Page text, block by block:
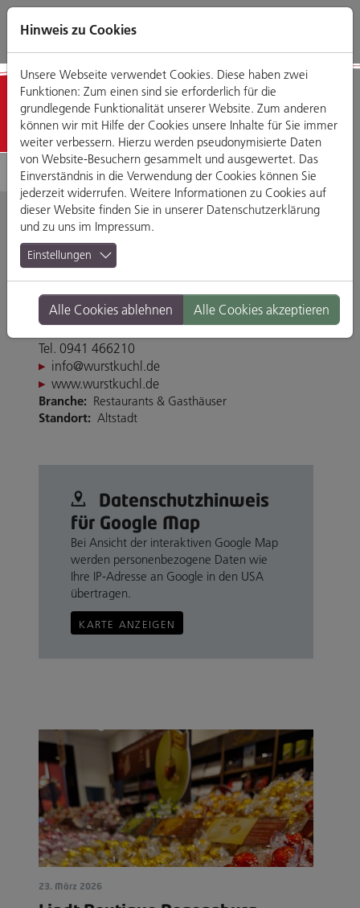
Direkt
zum
Zum
Hauptmenü
Zum
Footermenü
Zur
Website-
Detailansicht
Historische
Wurstküche
Thundorferstraße 3, 93047 Regensburg
Tel. 0941 466210
info@wurstkuchl.de
www.wurstkuchl.de
Branche: Restaurants & Gasthäuser
Standort: Altstadt
Datenschutz­hinweis
für Google Map
Bei Ansicht der interaktiven Google Map
werden personenbezogene Daten wie
Ihre IP-Adresse an Google in den USA
übertragen.
KARTE ANZEIGEN
23. März 2026
Hinweis zu Cookies
Unsere Webseite verwendet Cookies. Diese haben zwei
Funktionen: Zum einen sind sie erforderlich für die
grundlegende Funktionalität unserer Website. Zum anderen
können wir mit Hilfe der Cookies unsere Inhalte für Sie immer
weiter verbessern. Hierzu werden pseudonymisierte Daten
von Website-Besuchern gesammelt und ausgewertet. Das
Einverständnis in die Verwendung der Cookies können Sie
jederzeit widerrufen. Weitere Informationen zu Cookies auf
dieser Website finden Sie in unserer Datenschutzerklärung
und zu uns im Impressum.
Einstellungen
Alle Cookies ablehnen Alle Cookies akzeptieren